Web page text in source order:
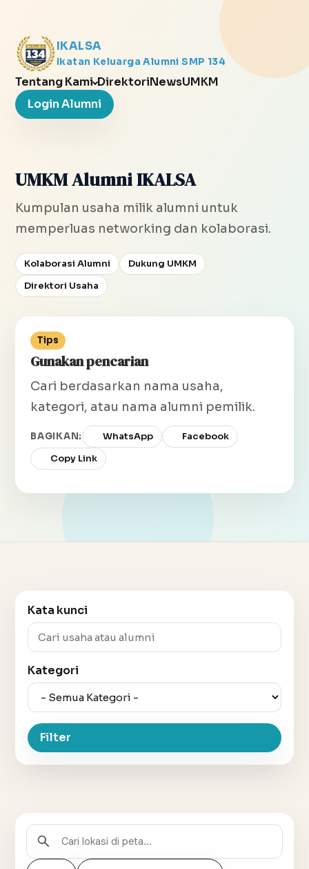
IKALSA
Ikatan Keluarga Alumni SMP 134
Tentang Kami DirektoriNewsUMKM
Login Alumni
UMKM Alumni IKALSA
Kumpulan usaha milik alumni untuk
memperluas networking dan kolaborasi.
Kolaborasi Alumni
Dukung UMKM
Direktori Usaha
Tips
Gunakan pencarian
Cari berdasarkan nama usaha,
kategori, atau nama alumni pemilik.
BAGIKAN: WhatsApp
Facebook
Copy Link
Kata kunci
Kategori
Filter